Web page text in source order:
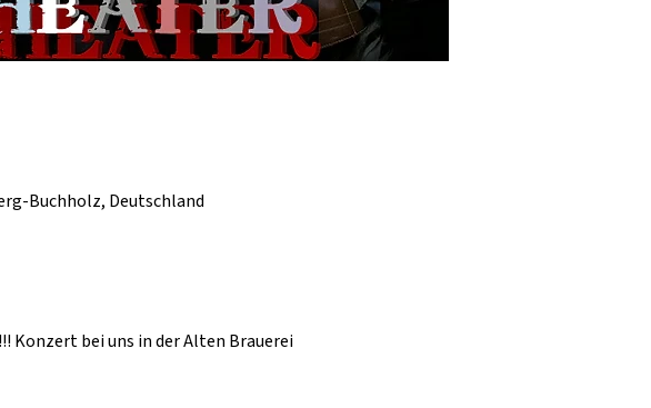
Buchholz, Deutschland
Konzert bei uns in der Alten Brauerei